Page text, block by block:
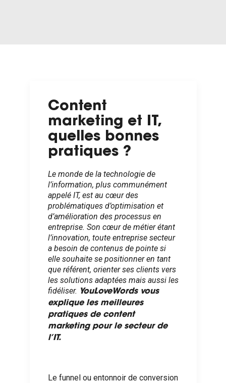
Content
marketing et IT,
quelles bonnes
pratiques ?
Le monde de la technologie de
l’information, plus communément
appelé IT, est au cœur des
problématiques d’optimisation et
d’amélioration des processus en
entreprise. Son cœur de métier étant
l’innovation, toute entreprise secteur
a besoin de contenus de pointe si
elle souhaite se positionner en tant
que référent, orienter ses clients vers
les solutions adaptées mais aussi les
fidéliser. YouLoveWords vous
explique les meilleures
pratiques de content
marketing pour le secteur de
l’IT.
Le funnel ou entonnoir de conversion